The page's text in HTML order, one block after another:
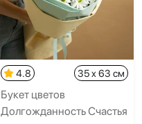
4.8 35 x 63 см
Букет цветов
Долгожданность Счастья